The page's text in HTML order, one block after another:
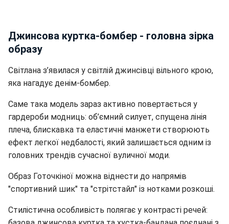
Джинсова куртка-бомбер - головна зірка
образу
Світлана з’явилася у світлій джинсівці вільного крою,
яка нагадує денім-бомбер.
Саме така модель зараз активно повертається у
гардероби модниць: об’ємний силует, спущена лінія
плеча, блискавка та еластичні манжети створюють
ефект легкої недбалості, який залишається одним із
головних трендів сучасної вуличної моди.
Образ Готочкіної можна віднести до напрямів
"спортивний шик" та "стрітстайл" із нотками розкоші.
Стилістична особливість полягає у контрасті речей: